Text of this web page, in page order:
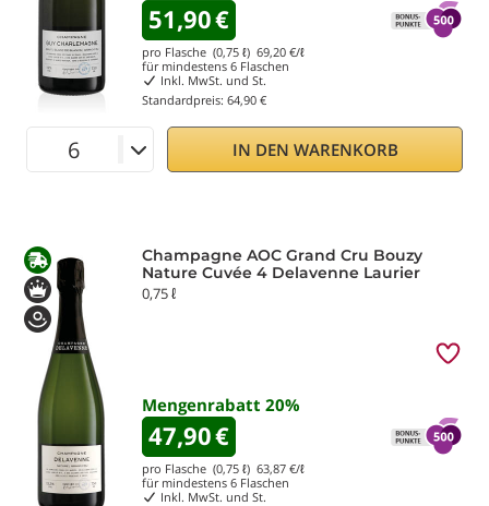
51,90€
pro Flasche (0,75 ℓ) 69,20 €/ℓ
für mindestens 6 Flaschen
Inkl. MwSt. und St.
Standardpreis: 64,90 €
IN DEN WARENKORB
Champagne AOC Grand Cru Bouzy
Nature Cuvée 4 Delavenne Laurier
0,75 ℓ
Mengenrabatt 20%
47,90€
pro Flasche (0,75 ℓ) 63,87 €/ℓ
für mindestens 6 Flaschen
Inkl. MwSt. und St.